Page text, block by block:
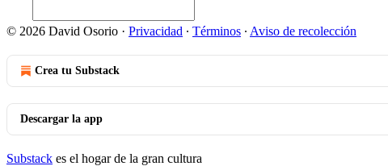
© 2026 David Osorio · Privacidad ∙ Términos ∙ Aviso de recolección
Crea tu Substack
Descargar la app
Substack es el hogar de la gran cultura